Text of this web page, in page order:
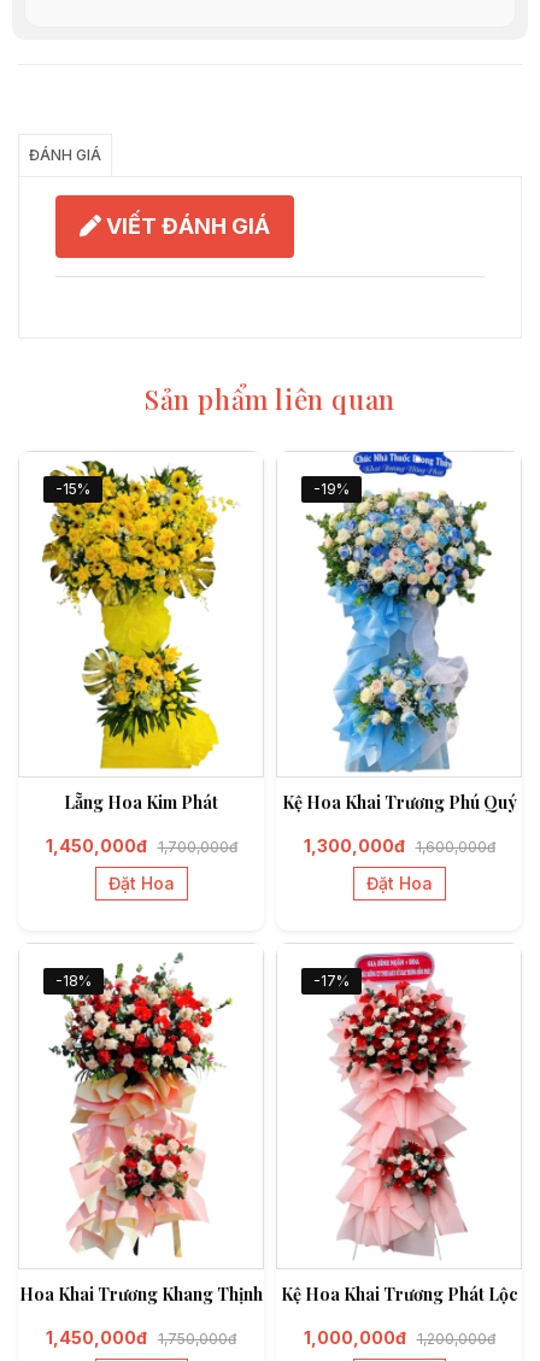
ĐÁNH GIÁ
VIẾT ĐÁNH GIÁ
Sản phẩm liên quan
-15%
Lẵng Hoa Kim Phát
1,450,000đ 1,700,000đ
Đặt Hoa
-19%
Kệ Hoa Khai Trương Phú Quý
1,300,000đ 1,600,000đ
Đặt Hoa
-18%
Hoa Khai Trương Khang Thịnh
1,450,000đ 1,750,000đ
-17%
Kệ Hoa Khai Trương Phát Lộc
1,000,000đ 1,200,000đ